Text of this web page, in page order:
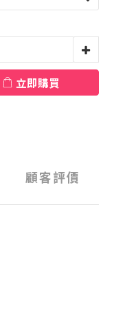
立即購買
顧客評價